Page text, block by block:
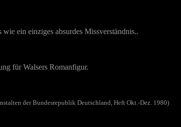
ein einziges absurdes Missverständnis..
für Walsers Romanfigur.
der Bundesrepublik Deutschland, Heft Okt.-Dez. 1980)